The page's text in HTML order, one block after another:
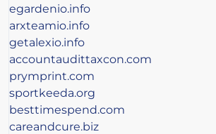
egardenio.info
arxteamio.info
getalexio.info
accountaudittaxcon.com
prymprint.com
sportkeeda.org
besttimespend.com
careandcure.biz